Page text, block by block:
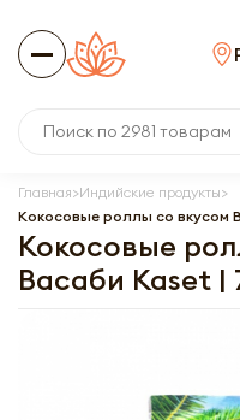
Главная Индийские продукты
Кокосовые роллы со вкусом
Кокосовые
Васаби Kaset |